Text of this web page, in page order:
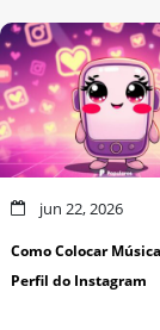
jun 22, 2026
Como Colocar
Perfil do Instagram